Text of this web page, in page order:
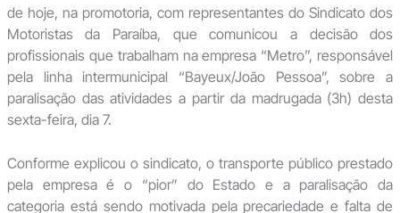
de hoje, na promotoria, com representantes do Sindicato dos
Motoristas da Paraíba, que comunicou a decisão dos
profissionais que trabalham na empresa “Metro”, responsável
pela linha intermunicipal “Bayeux/João Pessoa”, sobre a
paralisação das atividades a partir da madrugada (3h) desta
sexta-feira, dia 7.
Conforme explicou o sindicato, o transporte público prestado
pela empresa é o “pior” do Estado e a paralisação da
categoria está sendo motivada pela precariedade e falta de